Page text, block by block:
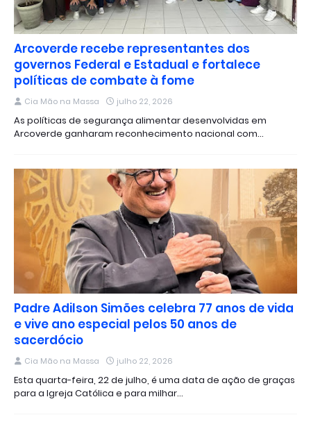
Arcoverde recebe representantes dos
governos Federal e Estadual e fortalece
políticas de combate à fome
Cia Mão na Massa julho 22, 2026
As políticas de segurança alimentar desenvolvidas em
Arcoverde ganharam reconhecimento nacional com…
Padre Adilson Simões celebra 77 anos de vida
e vive ano especial pelos 50 anos de
sacerdócio
Cia Mão na Massa julho 22, 2026
Esta quarta-feira, 22 de julho, é uma data de ação de graças
para a Igreja Católica e para milhar…